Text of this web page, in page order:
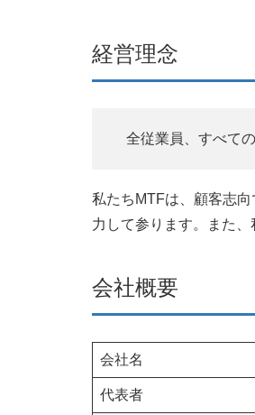
経営理念
全従業員、すべて
私たちMTFは、顧客志
力して参ります。また
会社概要
会社名
代表者